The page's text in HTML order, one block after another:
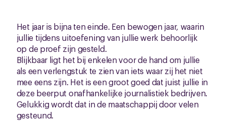
Het jaar is bijna ten einde. Een bewogen jaar, waarin
jullie tijdens uitoefening van jullie werk behoorlijk
op de proef zijn gesteld.
Blijkbaar ligt het bij enkelen voor de hand om jullie
als een verlengstuk te zien van iets waar zij het niet
mee eens zijn. Het is een groot goed dat juist jullie in
deze beerput onafhankelijke journalistiek bedrijven.
Gelukkig wordt dat in de maatschappij door velen
gesteund.